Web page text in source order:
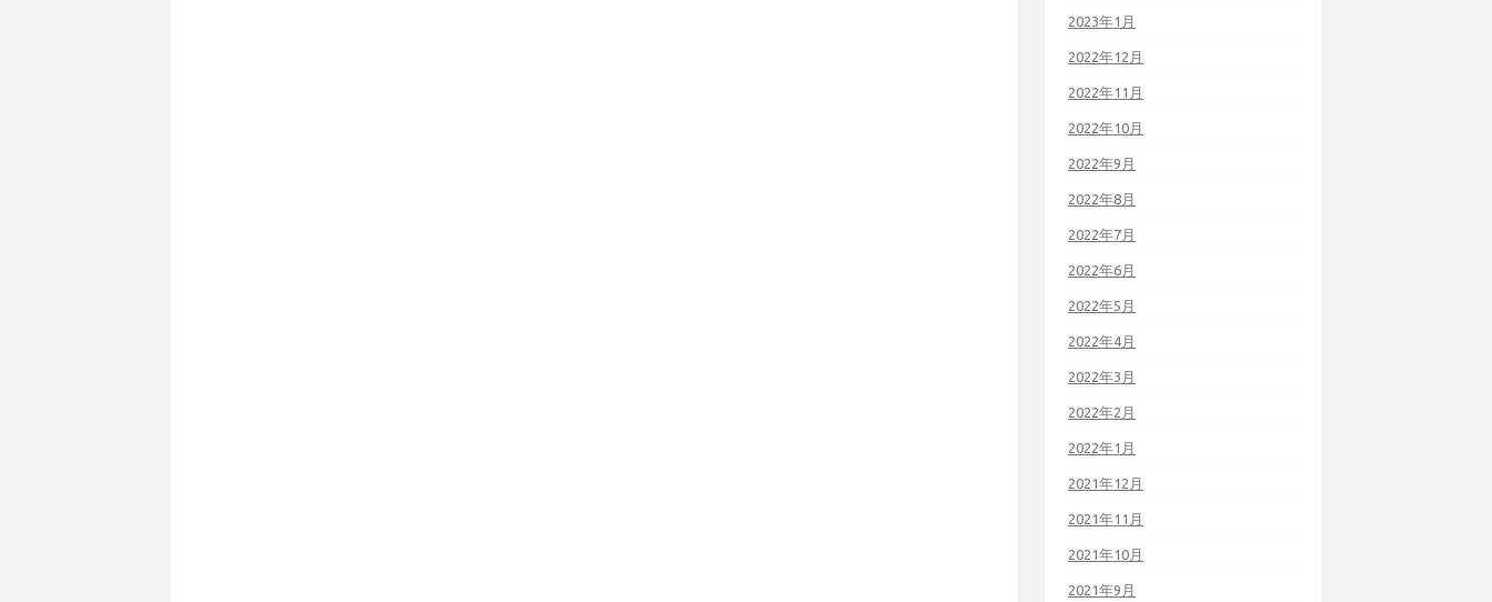
2023年1月
2022年12月
2022年11月
2022年10月
2022年9月
2022年8月
2022年7月
2022年6月
2022年5月
2022年4月
2022年3月
2022年2月
2022年1月
2021年12月
2021年11月
2021年10月
2021年9月